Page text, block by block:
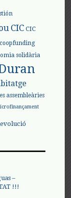
CIC CIC
coopfunding
solidària
assembleàries
–
!!!